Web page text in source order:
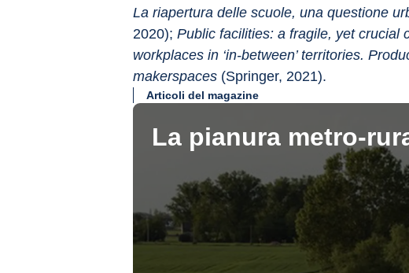
La riapertura delle scuole, una questione
2020); Public facilities: a fragile, yet crucial
workplaces in ‘in-between’ territories.
makerspaces (Springer, 2021).
Articoli del magazine
La pianura metro-